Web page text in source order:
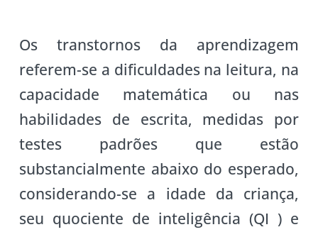
Os transtornos da aprendizagem
referem-se a dificuldades na leitura, na
capacidade matemática ou nas
habilidades de escrita, medidas por
testes padrões que estão
substancialmente abaixo do esperado,
considerando-se a idade da criança,
seu quociente de inteligência (QI ) e